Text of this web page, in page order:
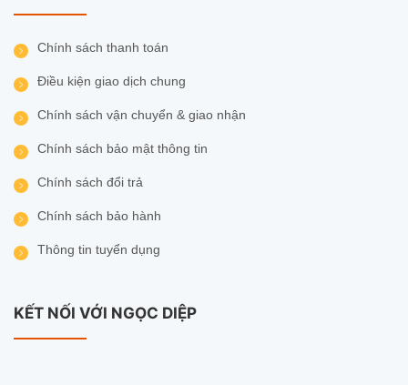
Chính sách thanh toán
Điều kiện giao dịch chung
Chính sách vận chuyển & giao nhận
Chính sách bảo mật thông tin
Chính sách đổi trả
Chính sách bảo hành
Thông tin tuyển dụng
KẾT NỐI VỚI NGỌC DIỆP